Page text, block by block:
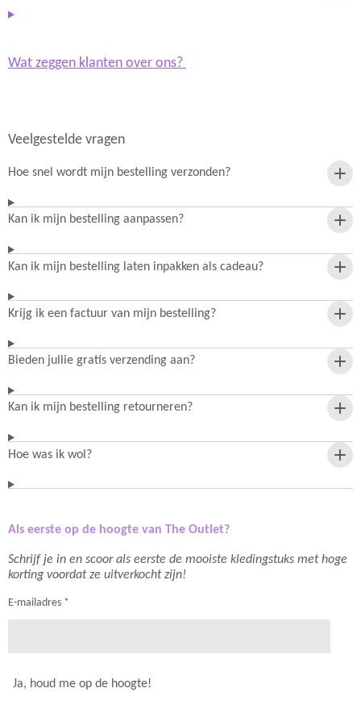
Wat zeggen klanten over ons?
Veelgestelde vragen
Hoe snel wordt mijn bestelling verzonden?
Kan ik mijn bestelling aanpassen?
Kan ik mijn bestelling laten inpakken als cadeau?
Krijg ik een factuur van mijn bestelling?
Bieden jullie gratis verzending aan?
Kan ik mijn bestelling retourneren?
Hoe was ik wol?
Als eerste op de hoogte van The Outlet?
Schrijf je in en scoor als eerste de mooiste kledingstuks met hoge
korting voordat ze uitverkocht zijn!
E-mailadres *
Ja, houd me op de hoogte!